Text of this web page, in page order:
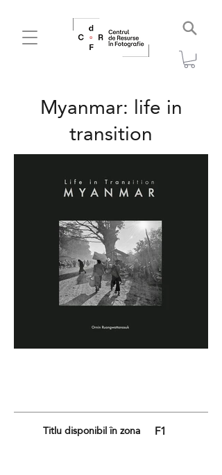
Myanmar: life in
transition
Titlu disponibil în zona F1